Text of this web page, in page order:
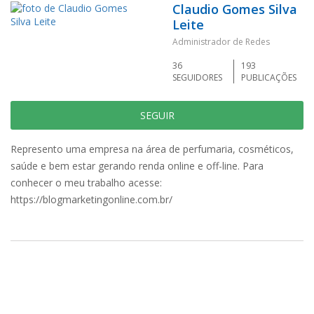
Claudio Gomes Silva
Leite
Administrador de Redes
36
SEGUIDORES
193
PUBLICAÇÕES
SEGUIR
Represento uma empresa na área de perfumaria, cosméticos,
saúde e bem estar gerando renda online e off-line. Para
conhecer o meu trabalho acesse:
https://blogmarketingonline.com.br/